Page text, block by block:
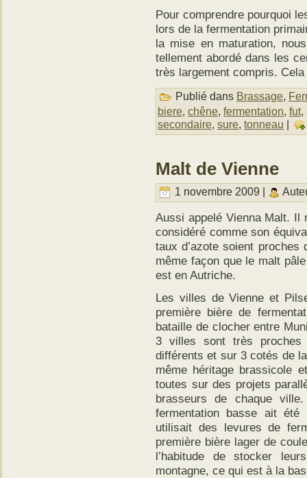
Pour comprendre pourquoi
lors de la fermentation
la mise en maturation,
tellement abordé dans les
très largement compris. Cela
Publié dans Brassage,
biere, chêne, fermentation, fut,
secondaire, sure, tonneau |
Malt de Vienne
1 novembre 2009 |
Aussi appelé Vienna Malt. Il
considéré comme son
taux d’azote soient
même façon que le malt
est en Autriche.
Les villes de Vienne et
première bière de
bataille de clocher entre
3 villes sont très proches
différents et sur 3 cotés de
même héritage brassicole
toutes sur des projets
brasseurs de chaque
fermentation basse ait
utilisait des levures de
première bière lager de
l’habitude de stocker
montagne, ce qui est à la